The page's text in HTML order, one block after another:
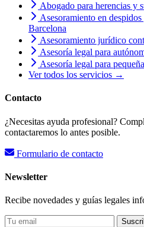
Abogado para herencias y
Asesoramiento en
Barcelona
Asesoramiento jurídico
Asesoría legal para
Asesoría legal para
Ver todos los servicios →
Contacto
¿Necesitas ayuda profesional?
contactaremos lo antes posible.
Formulario de contacto
Newsletter
Recibe novedades y guías legales